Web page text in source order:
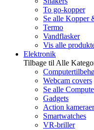
To go-kopper
Se alle Kopper
Termo
Vandflasker
Vis alle
Elektronik
Tilbage til Alle
Webcam covers
Se alle
Gadgets
Action kameraer
Smartwatches
VR-briller